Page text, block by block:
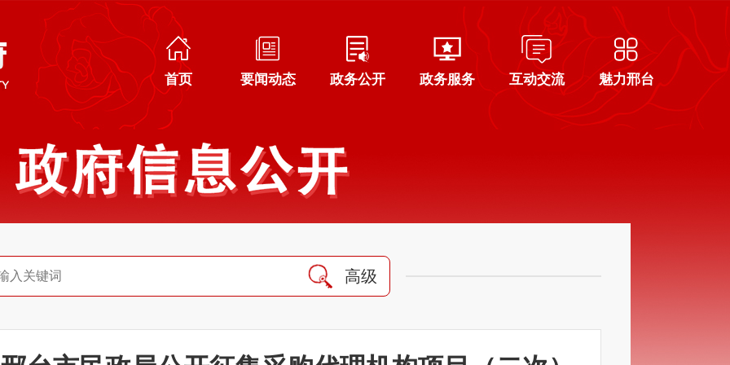
首页 要闻动态 政务公开 政务服务 互动交流 魅力邢台
高级